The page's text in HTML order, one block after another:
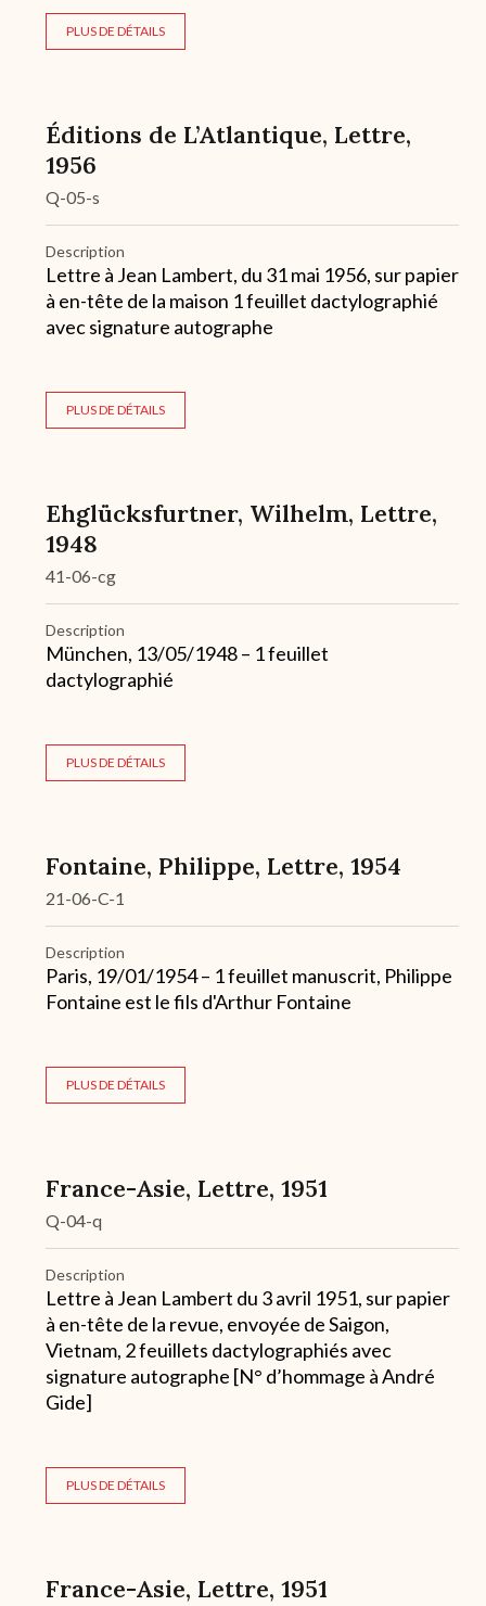
PLUS DE DÉTAILS
Éditions de L’Atlantique, Lettre,
1956
Q-05-s
Description
Lettre à Jean Lambert, du 31 mai 1956, sur papier
à en-tête de la maison 1 feuillet dactylographié
avec signature autographe
PLUS DE DÉTAILS
Ehglücksfurtner, Wilhelm, Lettre,
1948
41-06-cg
Description
München, 13/05/1948 – 1 feuillet
dactylographié
PLUS DE DÉTAILS
Fontaine, Philippe, Lettre, 1954
21-06-C-1
Description
Paris, 19/01/1954 – 1 feuillet manuscrit, Philippe
Fontaine est le fils d'Arthur Fontaine
PLUS DE DÉTAILS
France-Asie, Lettre, 1951
Q-04-q
Description
Lettre à Jean Lambert du 3 avril 1951, sur papier
à en-tête de la revue, envoyée de Saigon,
Vietnam, 2 feuillets dactylographiés avec
signature autographe [N° d’hommage à André
Gide]
PLUS DE DÉTAILS
France-Asie, Lettre, 1951